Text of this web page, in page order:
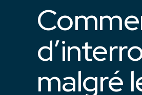
malgré